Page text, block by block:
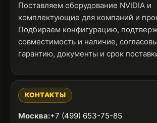
Поставляем оборудование NVIDIA и
комплектующие для компаний и
Подбираем конфигурацию,
совместимость и наличие,
гарантию, документы и срок
КОНТАКТЫ
Москва:+7 (499) 653-75-85